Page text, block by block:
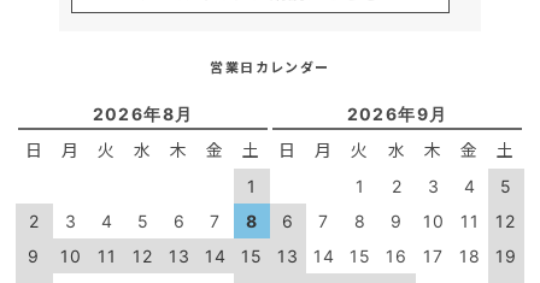
営業日カレンダー
2026年8月
日 月 火 水 木 金 土
1
2
3 4 5 6 7
8
9
10 11 12 13 14
15
2026年9月
日 月 火 水 木 金 土
1 2 3 4
5
6
7 8 9 10 11
12
13
14 15 16 17 18
19